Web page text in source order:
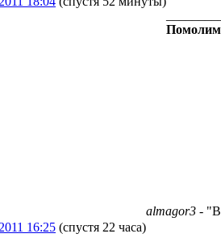
16:25 (спустя 22 часа)
almagor3 -